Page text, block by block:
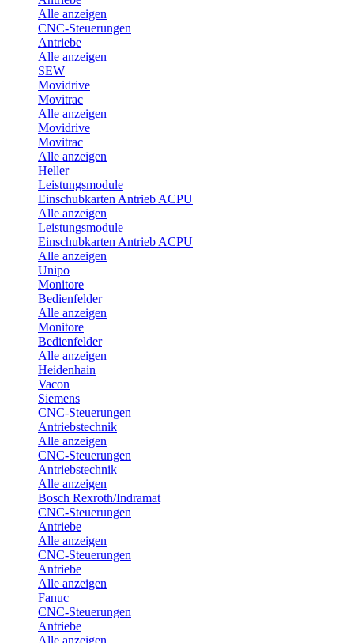
Alle anzeigen
CNC-Steuerungen
Antriebe
Alle anzeigen
SEW
Movidrive
Movitrac
Alle anzeigen
Movidrive
Movitrac
Alle anzeigen
Heller
Leistungsmodule
Einschubkarten Antrieb ACPU
Alle anzeigen
Leistungsmodule
Einschubkarten Antrieb ACPU
Alle anzeigen
Unipo
Monitore
Bedienfelder
Alle anzeigen
Monitore
Bedienfelder
Alle anzeigen
Heidenhain
Vacon
Siemens
CNC-Steuerungen
Antriebstechnik
Alle anzeigen
CNC-Steuerungen
Antriebstechnik
Alle anzeigen
Bosch Rexroth/Indramat
CNC-Steuerungen
Antriebe
Alle anzeigen
CNC-Steuerungen
Antriebe
Alle anzeigen
Fanuc
CNC-Steuerungen
Antriebe
Alle anzeigen